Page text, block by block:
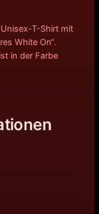
T-Shirt mit
White On“.
in der Farbe